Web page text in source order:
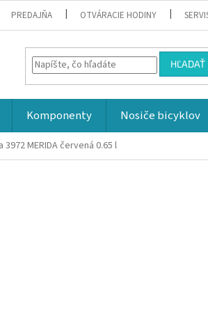
PREDAJŇA OTVÁRACIE HODINY
HĽADAŤ
Komponenty Nosiče bicyklov
3972 MERIDA červená 0.65 l